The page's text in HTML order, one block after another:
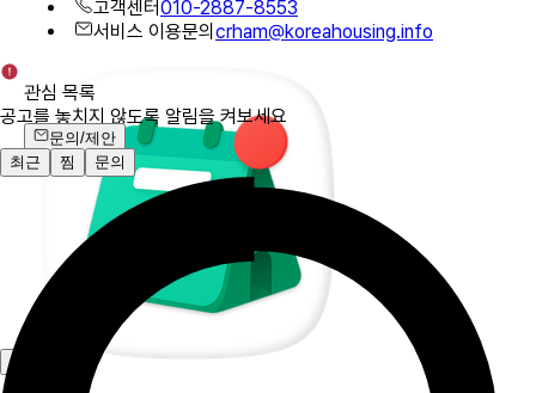
고객센터010-2887-8553
서비스 이용문의 crham@koreahousing.info
공고를 놓치지 않도록 알림을 켜보세요
알림켜기
관심 목록
문의/제안
최근
찜 문의